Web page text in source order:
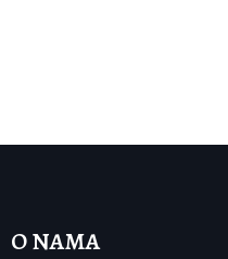
O NAMA